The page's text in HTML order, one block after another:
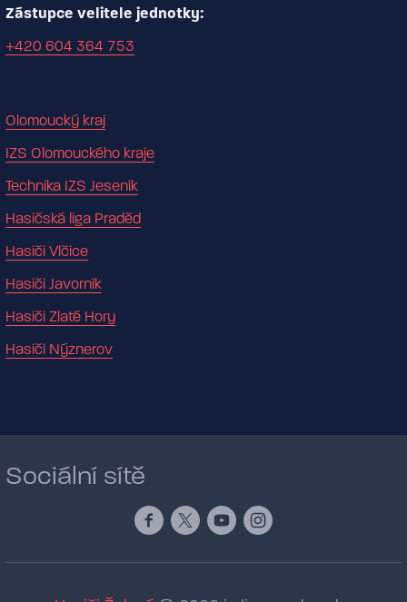
Zástupce velitele jednotky:
+420 604 364 753
Olomoucký kraj
IZS Olomouckého kraje
Technika IZS Jeseník
Hasičská liga Praděd
Hasiči Vlčice
Hasiči Javorník
Hasiči Zlaté Hory
Hasiči Nýznerov
Sociální sítě